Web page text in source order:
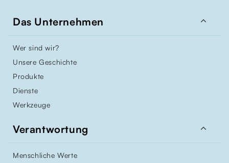
Das Unternehmen 
Wer sind wir?
Unsere Geschichte
Produkte
Dienste
Werkzeuge
Verantwortung 
Menschliche Werte